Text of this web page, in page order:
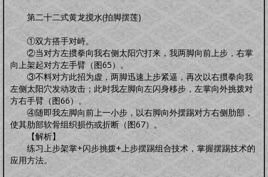
第二十二式黄龙搅水(拍脚摆莲)
①双方搭手对峙。
②当对方左掼拳向我右侧太阳穴打来，我两脚向前上步，右掌
向上架起对方左手臂（图65）。
③不料对方此招为虚，两脚迅速上步紧逼，再次以右掼拳向我
左侧太阳穴发动攻击；此时我左脚向左闪身移步，左掌向外挑拨对
方右手臂（图66）。
④随即我左脚向前上一小步，以右脚向外摆踢对方右侧肋部，
使其肋部软骨组织损伤或折断（图67）。
【解析】
练习上步架掌+闪步挑拨+上步摆踢组合技术，掌握摆踢技术的
应用方法。